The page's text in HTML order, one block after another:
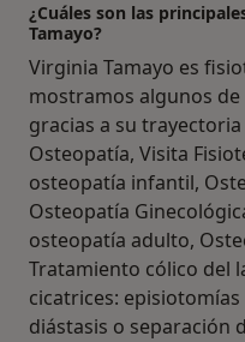
¿Cuáles son las
Tamayo?
Virginia Tamayo es
mostramos algunos
gracias a su
Osteopatía, Visita
osteopatía infantil,
Osteopatía
osteopatía adulto,
Tratamiento cólico del
cicatrices:
diástasis o separación